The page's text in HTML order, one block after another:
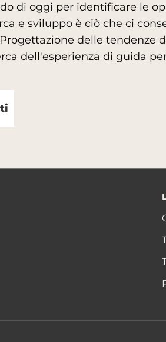
di oggi per identificare le
e sviluppo è ciò che ci
delle
dell'esperienza di guida